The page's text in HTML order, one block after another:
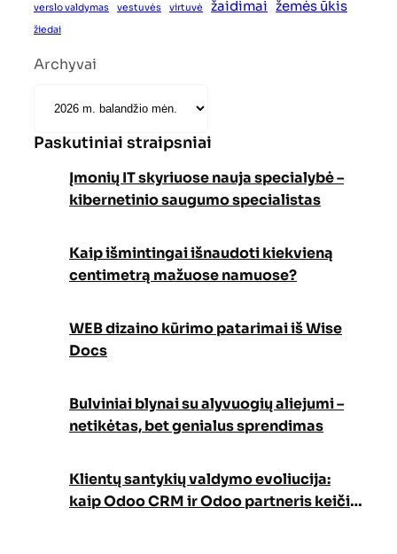
verslo valdymas vestuvės virtuvė žaidimai žemės ūkis
žiedai
Archyvai
Paskutiniai straipsniai
Įmonių IT skyriuose nauja specialybė –
kibernetinio saugumo specialistas
Kaip išmintingai išnaudoti kiekvieną
centimetrą mažuose namuose?
WEB dizaino kūrimo patarimai iš Wise
Docs
Bulviniai blynai su alyvuogių aliejumi –
netikėtas, bet genialus sprendimas
Klientų santykių valdymo evoliucija:
kaip Odoo CRM ir Odoo partneris keičia